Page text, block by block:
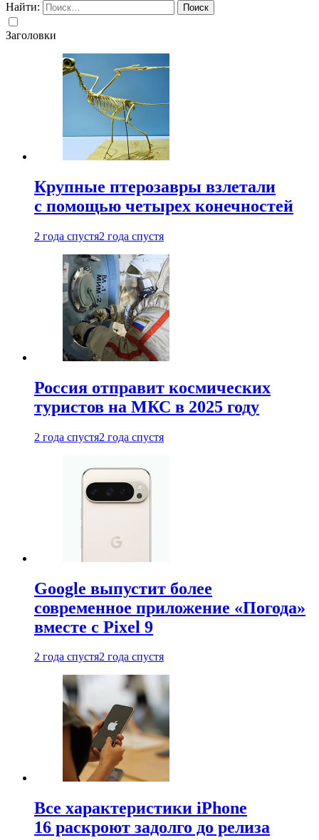
Найти:
Заголовки
Крупные птерозавры взлетали
с помощью четырех конечностей
2 года спустя2 года спустя
Россия отправит космических
туристов на МКС в 2025 году
2 года спустя2 года спустя
Google выпустит более
современное приложение «Погода»
вместе с Pixel 9
2 года спустя2 года спустя
Все характеристики iPhone
16 раскроют задолго до релиза